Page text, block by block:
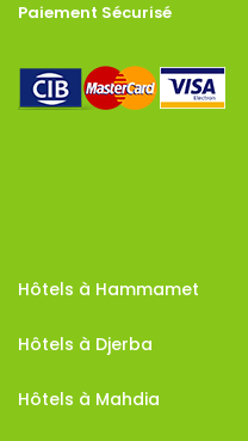
Paiement Sécurisé
Hôtels à Hammamet
Hôtels à Djerba
Hôtels à Mahdia